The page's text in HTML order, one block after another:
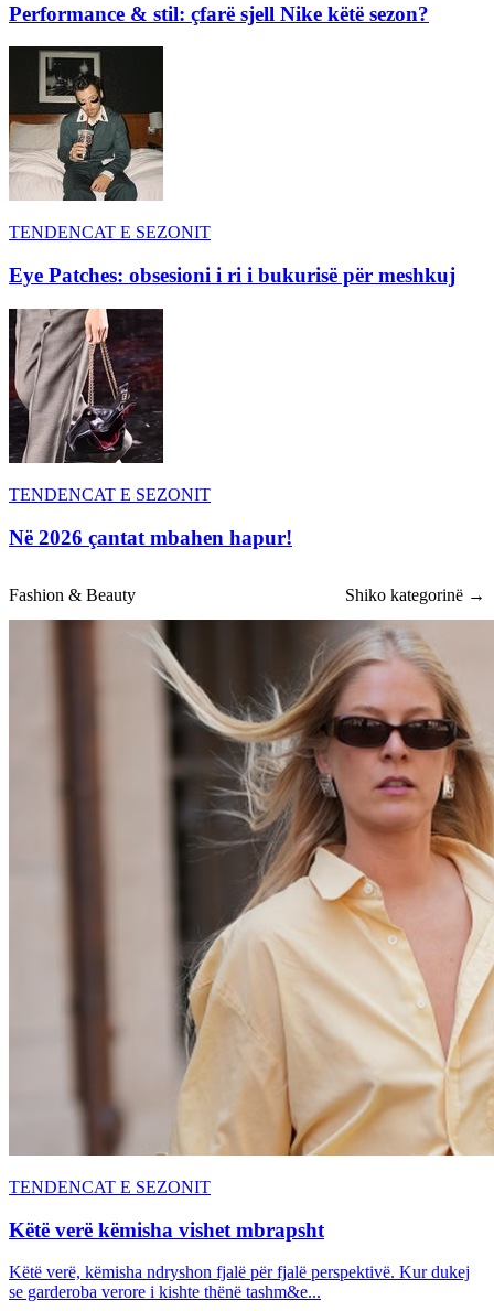
Performance & stil: çfarë sjell Nike këtë sezon?
TENDENCAT E SEZONIT
Eye Patches: obsesioni i ri i bukurisë për meshkuj
TENDENCAT E SEZONIT
Në 2026 çantat mbahen hapur!
Fashion & Beauty Shiko kategorinë →
TENDENCAT E SEZONIT
Këtë verë këmisha vishet mbrapsht
Këtë verë, këmisha ndryshon fjalë për fjalë perspektivë. Kur dukej
se garderoba verore i kishte thënë tashm&e...